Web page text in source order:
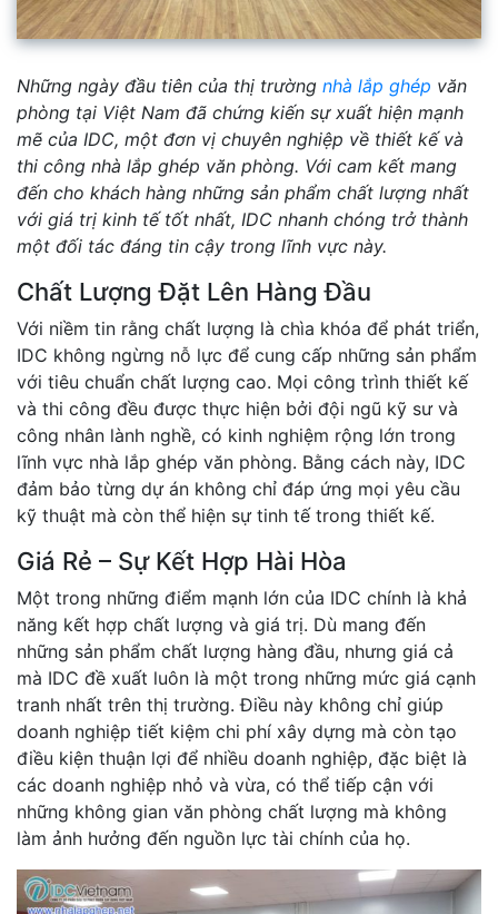
Những ngày đầu tiên của thị trường nhà lắp ghép văn
phòng tại Việt Nam đã chứng kiến sự xuất hiện mạnh
mẽ của IDC, một đơn vị chuyên nghiệp về thiết kế và
thi công nhà lắp ghép văn phòng. Với cam kết mang
đến cho khách hàng những sản phẩm chất lượng nhất
với giá trị kinh tế tốt nhất, IDC nhanh chóng trở thành
một đối tác đáng tin cậy trong lĩnh vực này.
Chất Lượng Đặt Lên Hàng Đầu
Với niềm tin rằng chất lượng là chìa khóa để phát triển,
IDC không ngừng nỗ lực để cung cấp những sản phẩm
với tiêu chuẩn chất lượng cao. Mọi công trình thiết kế
và thi công đều được thực hiện bởi đội ngũ kỹ sư và
công nhân lành nghề, có kinh nghiệm rộng lớn trong
lĩnh vực nhà lắp ghép văn phòng. Bằng cách này, IDC
đảm bảo từng dự án không chỉ đáp ứng mọi yêu cầu
kỹ thuật mà còn thể hiện sự tinh tế trong thiết kế.
Giá Rẻ – Sự Kết Hợp Hài Hòa
Một trong những điểm mạnh lớn của IDC chính là khả
năng kết hợp chất lượng và giá trị. Dù mang đến
những sản phẩm chất lượng hàng đầu, nhưng giá cả
mà IDC đề xuất luôn là một trong những mức giá cạnh
tranh nhất trên thị trường. Điều này không chỉ giúp
doanh nghiệp tiết kiệm chi phí xây dựng mà còn tạo
điều kiện thuận lợi để nhiều doanh nghiệp, đặc biệt là
các doanh nghiệp nhỏ và vừa, có thể tiếp cận với
những không gian văn phòng chất lượng mà không
làm ảnh hưởng đến nguồn lực tài chính của họ.